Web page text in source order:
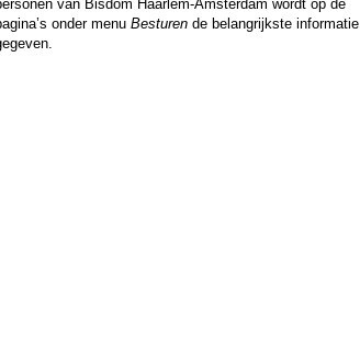
van Bisdom Haar­lem-Am­ster­dam wordt op de
onder menu Besturende be­lang­rijk­ste in­for­ma­tie